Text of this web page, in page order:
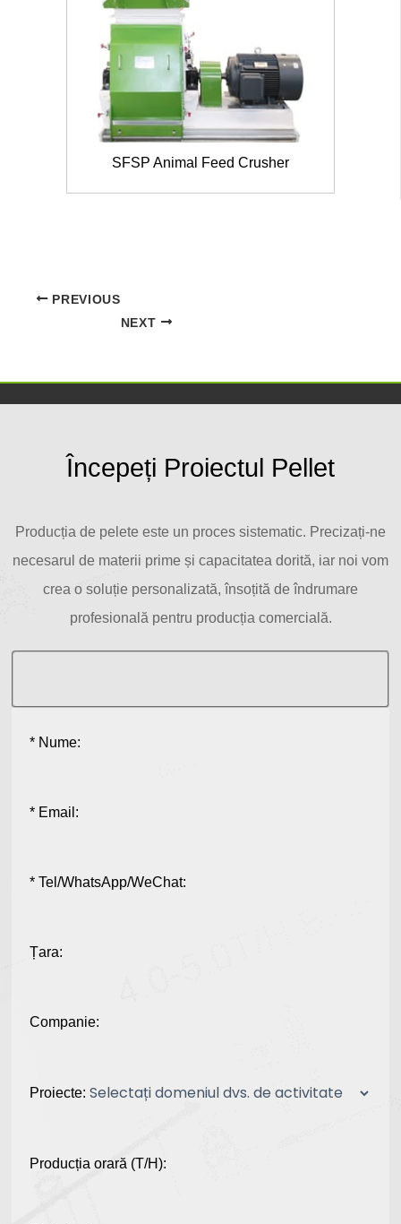
SFSP Animal Feed Crusher
PREVIOUS
NEXT
Începeți Proiectul Pellet
Producția de pelete este un proces sistematic. Precizați-ne
necesarul de materii prime și capacitatea dorită, iar noi vom
crea o soluție personalizată, însoțită de îndrumare
profesională pentru producția comercială.
* Nume:
* Email:
* Tel/WhatsApp/WeChat:
Țara:
Companie:
Proiecte:
Producția orară (T/H):